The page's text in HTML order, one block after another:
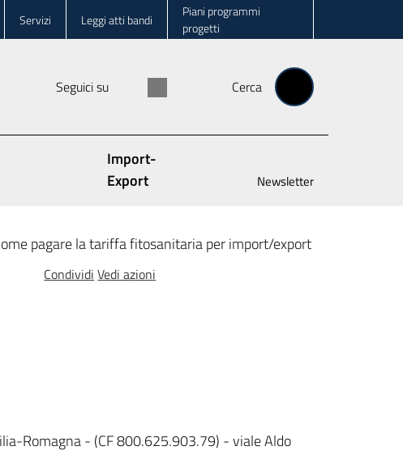
Servizi Leggi atti bandi
Piani programmi
progetti
Seguici su Cerca
Import-
Export
Newsletter
pagare la tariffa fitosanitaria per import/export
Condividi Vedi azioni
Romagna - (CF 800.625.903.79) - viale Aldo